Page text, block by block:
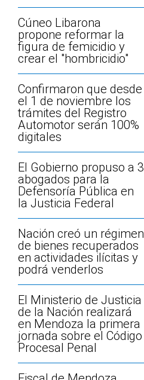
Cúneo Libarona
propone reformar la
figura de femicidio y
crear el "hombricidio"
Confirmaron que desde
el 1 de noviembre los
trámites del Registro
Automotor serán 100%
digitales
El Gobierno propuso a 3
abogados para la
Defensoría Pública en
la Justicia Federal
Nación creó un régimen
de bienes recuperados
en actividades ilícitas y
podrá venderlos
El Ministerio de Justicia
de la Nación realizará
en Mendoza la primera
jornada sobre el Código
Procesal Penal